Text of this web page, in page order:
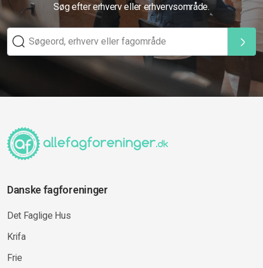
Søg efter erhverv eller erhvervsområde.
Danske fagforeninger
Det Faglige Hus
Krifa
Frie